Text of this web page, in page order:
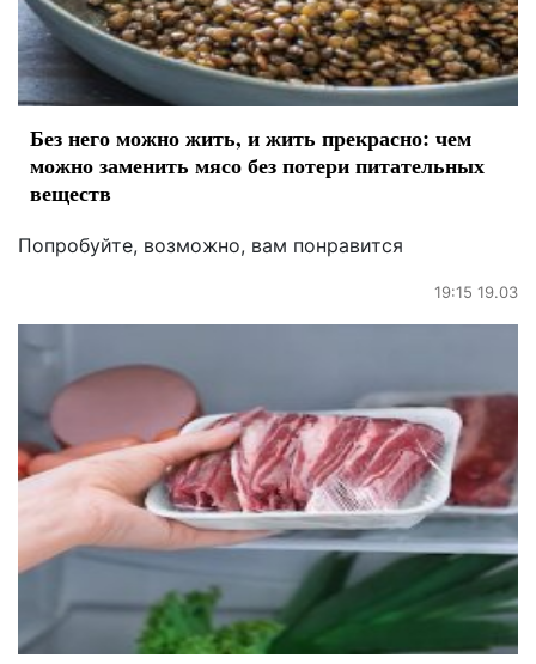
Без него можно жить, и жить прекрасно: чем
можно заменить мясо без потери питательных
веществ
Попробуйте, возможно, вам понравится
19:15 19.03